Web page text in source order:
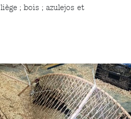
; bois ; azulejos et